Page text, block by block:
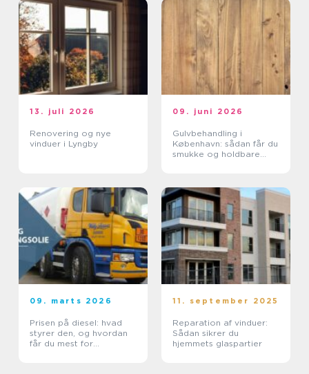
13. juli 2026
Renovering og nye
vinduer i Lyngby
09. juni 2026
Gulvbehandling i
København: sådan får du
smukke og holdbare
09. marts 2026
Prisen på diesel: hvad
styrer den, og hvordan
får du mest for
11. september 2025
Reparation af vinduer:
Sådan sikrer du
hjemmets glaspartier